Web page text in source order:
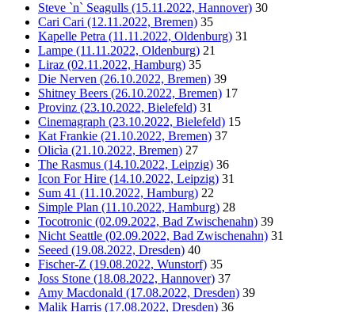
Steve `n` Seagulls (15.11.2022, Hannover) 30
Cari Cari (12.11.2022, Bremen) 35
Kapelle Petra (11.11.2022, Oldenburg) 31
Lampe (11.11.2022, Oldenburg) 21
Liraz (02.11.2022, Hamburg) 35
Die Nerven (26.10.2022, Bremen) 39
Shitney Beers (26.10.2022, Bremen) 17
Provinz (23.10.2022, Bielefeld) 31
Cinemagraph (23.10.2022, Bielefeld) 15
Kat Frankie (21.10.2022, Bremen) 37
Olicìa (21.10.2022, Bremen) 27
The Rasmus (14.10.2022, Leipzig) 36
Icon For Hire (14.10.2022, Leipzig) 31
Sum 41 (11.10.2022, Hamburg) 22
Simple Plan (11.10.2022, Hamburg) 28
Tocotronic (02.09.2022, Bad Zwischenahn) 39
Nicht Seattle (02.09.2022, Bad Zwischenahn) 31
Seeed (19.08.2022, Dresden) 40
Fischer-Z (19.08.2022, Wunstorf) 35
Joss Stone (18.08.2022, Hannover) 37
Amy Macdonald (17.08.2022, Dresden) 39
Malik Harris (17.08.2022, Dresden) 36